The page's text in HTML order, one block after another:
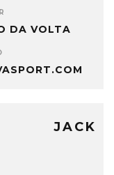
DA VOLTA
JACK